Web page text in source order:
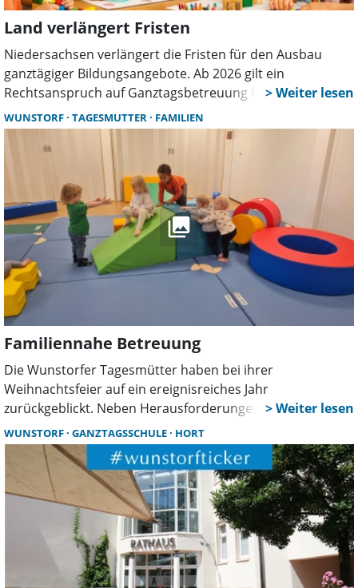
Land verlängert Fristen
Niedersachsen verlängert die Fristen für den Ausbau
ganztägiger Bildungsangebote. Ab 2026 gilt ein
Rechtsanspruch auf Ganztagsbetreuung für
Grundschüler. Wunstorf setzt zunächst auf
Übergangslösungen. Unterdessen sorgt eine mögliche
Elterngebühr für Diskussionen.
WUNSTORF TAGESMUTTER FAMILIEN
Familiennahe Betreuung
Die Wunstorfer Tagesmütter haben bei ihrer
Weihnachtsfeier auf ein ereignisreiches Jahr
zurückgeblickt. Neben Herausforderungen durch den
Krippenausbau gab es viele schöne Momente, neue
Angebote wie eine Krabbelgruppe und erfolgreiche
Aktionen wie den „Tag in Gelb“.
WUNSTORF GANZTAGSSCHULE HORT